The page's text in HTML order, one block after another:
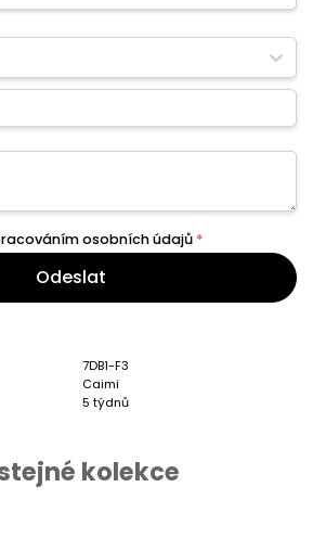
osobních údajů *
Odeslat
7DB1-F3
Caimi
5 týdnů
kolekce